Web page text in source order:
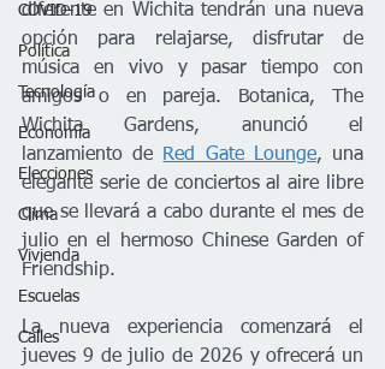
COVID-19
Política
Tecnología
Economía
Elecciones
Clima
Vivienda
Escuelas
Calles
diferente en Wichita tendrán una nueva
opción para relajarse, disfrutar de
música en vivo y pasar tiempo con
amigos o en pareja. Botanica, The
Wichita Gardens, anunció el
lanzamiento de Red Gate Lounge, una
elegante serie de conciertos al aire libre
que se llevará a cabo durante el mes de
julio en el hermoso Chinese Garden of
Friendship.
La nueva experiencia comenzará el
jueves 9 de julio de 2026 y ofrecerá un